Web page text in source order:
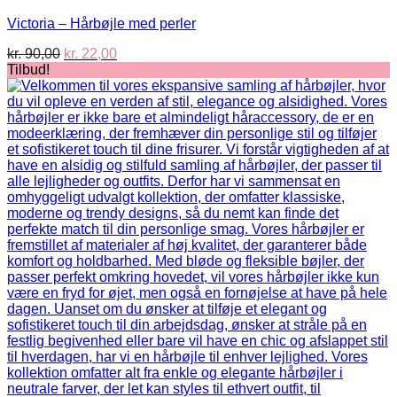
Victoria – Hårbøjle med perler
kr.90,00 Den
pris
var:
kr. 90,00.
kr. 22,00Den
pris
er:
kr. 22,00.
Tilbud!